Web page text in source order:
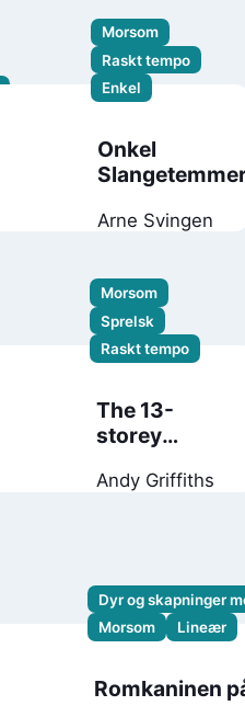
Morsom
Raskt tempo
Enkel
Onkel
Arne Svingen
Morsom
Sprelsk
Raskt tempo
The 13-
storey
Andy Griffiths
Dyr og skapninger
Morsom
Lineær
Romkaninen